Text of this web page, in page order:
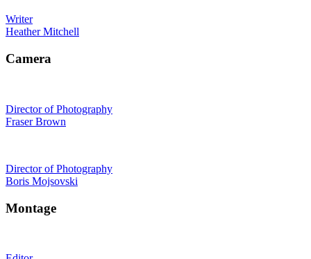
Writer
Heather Mitchell
Camera
Director of Photography
Fraser Brown
Director of Photography
Boris Mojsovski
Montage